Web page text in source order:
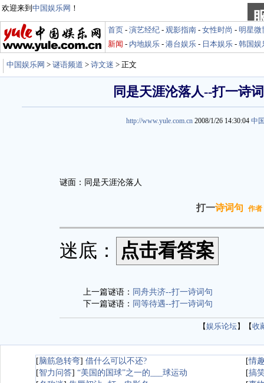
欢迎来到 中国娱乐网 ！
首页 - 演艺经纪 - 观影指南 - 女性时尚 - 明星微
新闻 - 内地娱乐 - 港台娱乐 - 日本娱乐 - 韩国娱
中国娱乐网 > 谜语频道 > 诗文迷 > 正文
同是天涯沦落人--打一诗
http://www.yule.com.cn 2008/1/26 14:30:04 中
谜面：同是天涯沦落人
打一诗词句 作者
迷底：
上一篇谜语： 同舟共济--打一诗词句
下一篇谜语： 同等待遇--打一诗词句
【娱乐论坛】【收
[脑筋急转弯] 借什么可以不还? [情
[智力问答] “美国的国球”之一的___球运动 [搞